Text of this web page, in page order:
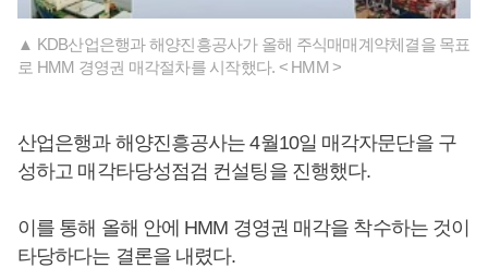
▲ KDB산업은행과 해양진흥공사가 올해 주식매매계약체결을 목표
로 HMM 경영권 매각절차를 시작했다. < HMM >
산업은행과 해양진흥공사는 4월10일 매각자문단을 구
성하고 매각타당성점검 컨설팅을 진행했다.
이를 통해 올해 안에 HMM 경영권 매각을 착수하는 것이
타당하다는 결론을 내렸다.